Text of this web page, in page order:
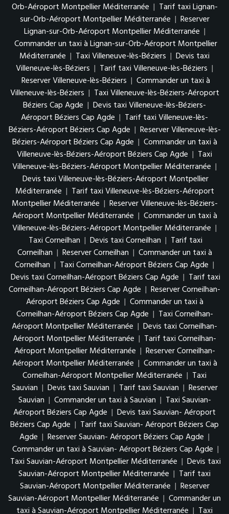
Orb-Aéroport Montpellier Méditerranée | Tarif taxi Lignan-
sur-Orb-Aéroport Montpellier Méditerranée | Reserver
Lignan-sur-Orb-Aéroport Montpellier Méditerranée |
Commander un taxi à Lignan-sur-Orb-Aéroport Montpellier
Méditerranée | Taxi Villeneuve-lès-Béziers | Devis taxi
Villeneuve-lès-Béziers | Tarif taxi Villeneuve-lès-Béziers |
Reserver Villeneuve-lès-Béziers | Commander un taxi à
Villeneuve-lès-Béziers | Taxi Villeneuve-lès-Béziers-Aéroport
Béziers Cap Agde | Devis taxi Villeneuve-lès-Béziers-
Aéroport Béziers Cap Agde | Tarif taxi Villeneuve-lès-
Béziers-Aéroport Béziers Cap Agde | Reserver Villeneuve-lès-
Béziers-Aéroport Béziers Cap Agde | Commander un taxi à
Villeneuve-lès-Béziers-Aéroport Béziers Cap Agde | Taxi
Villeneuve-lès-Béziers-Aéroport Montpellier Méditerranée |
Devis taxi Villeneuve-lès-Béziers-Aéroport Montpellier
Méditerranée | Tarif taxi Villeneuve-lès-Béziers-Aéroport
Montpellier Méditerranée | Reserver Villeneuve-lès-Béziers-
Aéroport Montpellier Méditerranée | Commander un taxi à
Villeneuve-lès-Béziers-Aéroport Montpellier Méditerranée |
Taxi Corneilhan | Devis taxi Corneilhan | Tarif taxi
Corneilhan | Reserver Corneilhan | Commander un taxi à
Corneilhan | Taxi Corneilhan-Aéroport Béziers Cap Agde |
Devis taxi Corneilhan-Aéroport Béziers Cap Agde | Tarif taxi
Corneilhan-Aéroport Béziers Cap Agde | Reserver Corneilhan-
Aéroport Béziers Cap Agde | Commander un taxi à
Corneilhan-Aéroport Béziers Cap Agde | Taxi Corneilhan-
Aéroport Montpellier Méditerranée | Devis taxi Corneilhan-
Aéroport Montpellier Méditerranée | Tarif taxi Corneilhan-
Aéroport Montpellier Méditerranée | Reserver Corneilhan-
Aéroport Montpellier Méditerranée | Commander un taxi à
Corneilhan-Aéroport Montpellier Méditerranée | Taxi
Sauvian | Devis taxi Sauvian | Tarif taxi Sauvian | Reserver
Sauvian | Commander un taxi à Sauvian | Taxi Sauvian-
Aéroport Béziers Cap Agde | Devis taxi Sauvian- Aéroport
Béziers Cap Agde | Tarif taxi Sauvian- Aéroport Béziers Cap
Agde | Reserver Sauvian- Aéroport Béziers Cap Agde |
Commander un taxi à Sauvian- Aéroport Béziers Cap Agde |
Taxi Sauvian-Aéroport Montpellier Méditerranée | Devis taxi
Sauvian-Aéroport Montpellier Méditerranée | Tarif taxi
Sauvian-Aéroport Montpellier Méditerranée | Reserver
Sauvian-Aéroport Montpellier Méditerranée | Commander un
taxi à Sauvian-Aéroport Montpellier Méditerranée | Taxi